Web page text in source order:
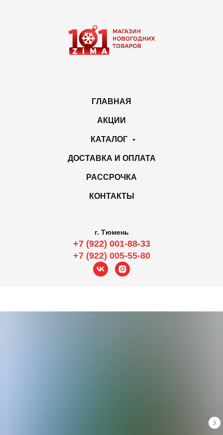
ГЛАВНАЯ
АКЦИИ
КАТАЛОГ
ДОСТАВКА И ОПЛАТА
РАССРОЧКА
КОНТАКТЫ
г. Тюмень
+7 (922) 001-88-33
+7 (922) 005-55-80